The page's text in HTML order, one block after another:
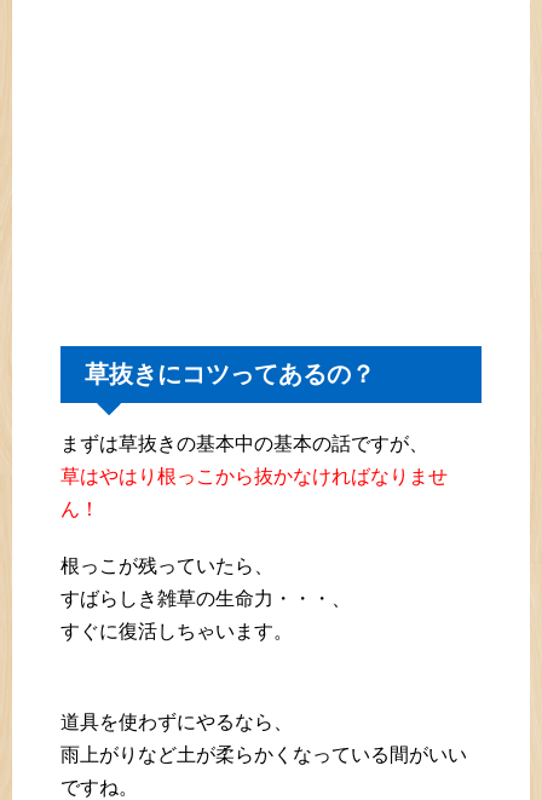
草抜きにコツってあるの？
まずは草抜きの基本中の基本の話ですが、
草はやはり根っこから抜かなければなりませ
ん！
根っこが残っていたら、
すばらしき雑草の生命力・・・、
すぐに復活しちゃいます。
道具を使わずにやるなら、
雨上がりなど土が柔らかくなっている間がいい
ですね。